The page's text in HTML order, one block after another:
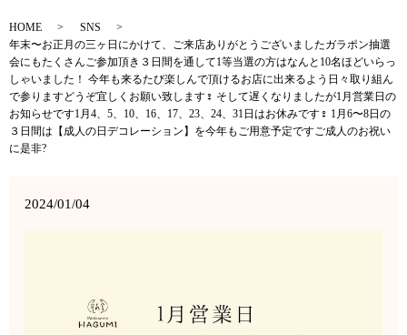
HOME
SNS
年末〜お正月の三ヶ日にかけて、ご来店ありがとうございましたガラポン抽選
会にもたくさんご参加頂き３日間を通して1等当選の方はなんと10名ほどいらっ
しゃいました！ 今年も来るたび楽しんで頂けるお店に出来るよう日々取り組ん
で参りますどうぞ宜しくお願い致します‍♀️ そして遅くなりましたが1月営業日の
お知らせです1月4、5、10、16、17、23、24、31日はお休みです‍♀️ 1月6〜8日の
３日間は【成人の日デコレーション】を今年もご用意予定ですご成人のお祝い
に是非?
2024/01/04